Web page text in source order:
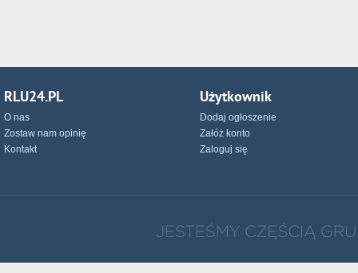
RLU24.PL
O nas
Zostaw nam opinię
Kontakt
Użytkownik
Dodaj ogłoszenie
Załóż konto
Zaloguj się